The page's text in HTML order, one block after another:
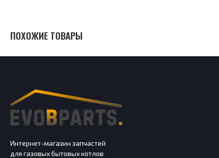
ПОХОЖИЕ ТОВАРЫ
Интернет-магазин запчастей
для газовых бытовых котлов